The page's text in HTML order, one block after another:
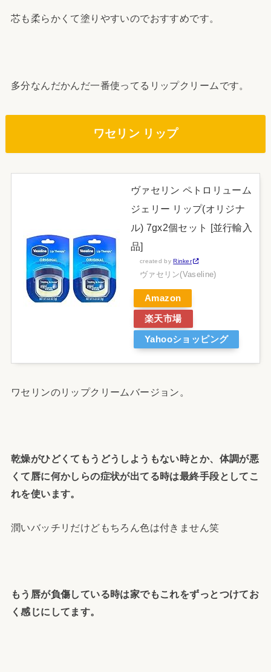
芯も柔らかくて塗りやすいのでおすすめです。
多分なんだかんだ一番使ってるリップクリームです。
ワセリン リップ
ヴァセリン ペトロリューム
ジェリー リップ(オリジナ
ル) 7gx2個セット [並行輸入
品]
created byRinker
ヴァセリン(Vaseline)
Amazon
楽天市場
Yahooショッピング
ワセリンのリップクリームバージョン。
乾燥がひどくてもうどうしようもない時とか、体調が悪
くて唇に何かしらの症状が出てる時は最終手段としてこ
れを使います。
潤いバッチリだけどもちろん色は付きません笑
もう唇が負傷している時は家でもこれをずっとつけてお
く感じにしてます。